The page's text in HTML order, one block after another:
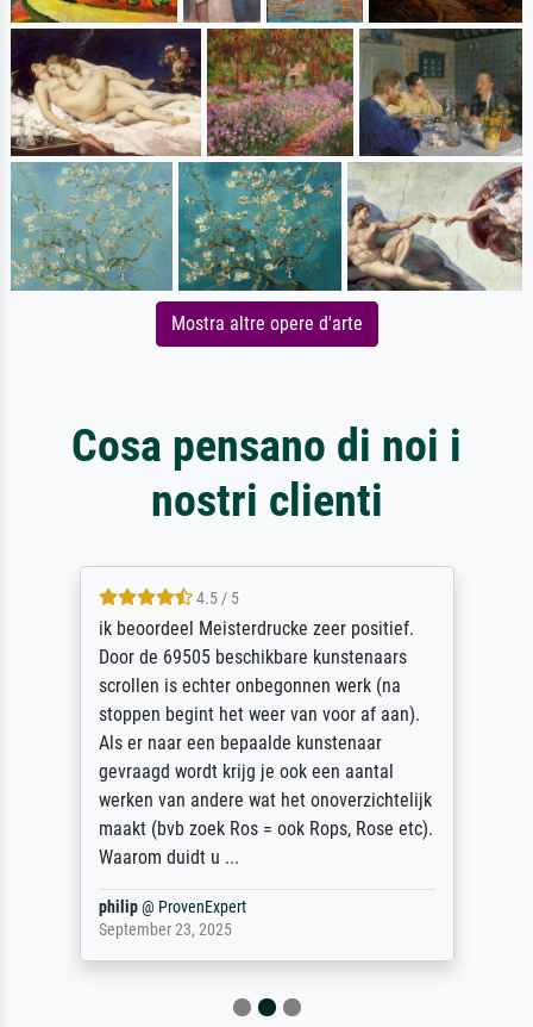
Mostra altre opere d'arte
Cosa pensano di noi i
nostri clienti
4.5 / 5
ik beoordeel Meisterdrucke zeer positief.
Door de 69505 beschikbare kunstenaars
scrollen is echter onbegonnen werk (na
stoppen begint het weer van voor af aan).
Als er naar een bepaalde kunstenaar
gevraagd wordt krijg je ook een aantal
werken van andere wat het onoverzichtelijk
maakt (bvb zoek Ros = ook Rops, Rose etc).
Waarom duidt u ...
philip@ ProvenExpert
September 23, 2025